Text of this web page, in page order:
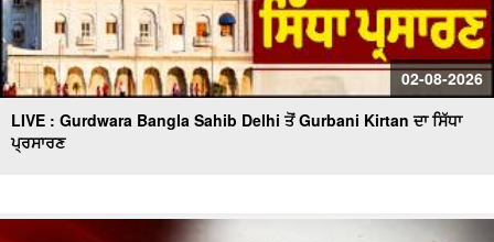
02-08-2026
LIVE : Gurdwara Bangla Sahib Delhi ਤੋਂ Gurbani Kirtan ਦਾ ਸਿੱਧਾ
ਪ੍ਰਸਾਰਣ